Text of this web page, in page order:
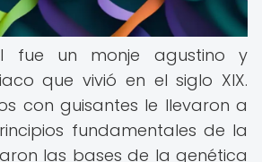
fue un monje agustino y
que vivió en el siglo XIX.
con guisantes le llevaron a
fundamentales de la
las bases de la genética